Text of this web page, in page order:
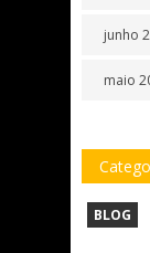
junho
maio
BLOG